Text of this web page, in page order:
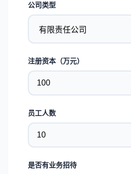
公司类型
注册资本（万元）
员工人数
是否有业务招待